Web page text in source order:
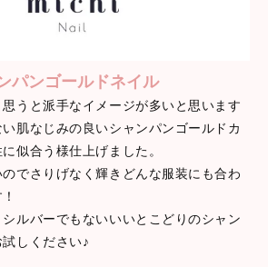
パンゴールドネイル
うと派手なイメージが多いと思います
肌なじみの良いシャンパンゴールドカ
似合う様仕上げました。
でさりげなく輝きどんな服装にも合わ
ルバーでもないいいとこどりのシャン
しください♪